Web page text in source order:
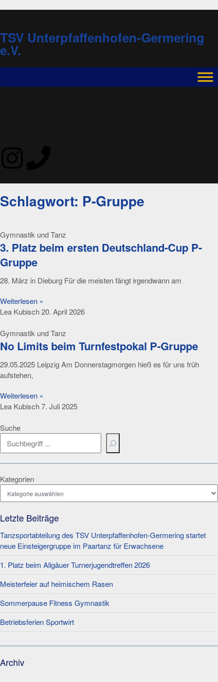
TSV Unterpfaffenhofen-Germering
e.V.
Schlagwort: P-Gruppe
Gymnastik und Tanz
3. Platz beim ersten Deutschland-Cup P-
Gruppe
28. März in Dieburg Für die meisten fängt irgendwann am
Weiterlesen »
Lea Kubisch20. April 2026
Gymnastik und Tanz
No Limits beim Turnfestpokal P-Gruppe
29.05.2025 Leipzig Am Donnerstagmorgen hieß es für uns früh
aufstehen,
Weiterlesen »
Lea Kubisch7. Juli 2025
Suche
Kategorien
Letzte Beiträge
Tanzsportabteilung des TSV Unterpfaffenhofen-Germering startet
neue Einsteigergruppe im Paartanz für Erwachsene
1. Platz beim Allgäuer Turnerjugendtreffen 2026
Meisterfeier auf heimischem Rasen
Sommerpause Fitness Gymnastik
Betriebsferien Sportwirt
Archiv